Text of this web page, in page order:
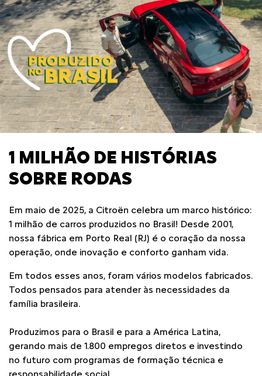
1 MILHÃO DE HISTÓRIAS
SOBRE RODAS
Em maio de 2025, a Citroën celebra um marco histórico:
1 milhão de carros produzidos no Brasil! Desde 2001,
nossa fábrica em Porto Real (RJ) é o coração da nossa
operação, onde inovação e conforto ganham vida.
Em todos esses anos, foram vários modelos fabricados.
Todos pensados para atender às necessidades da
família brasileira.
Produzimos para o Brasil e para a América Latina,
gerando mais de 1.800 empregos diretos e investindo
no futuro com programas de formação técnica e